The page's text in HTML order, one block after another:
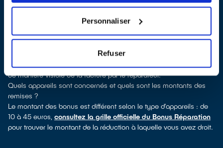
Personnaliser
Refuser
verrez pour quels types d’appareils ce professionnel a obtenu le
télévision, informatique, outillage électroportatif : à chaque famille
d’équipements son réparateur spécialisé et labellisé QualiRépar.
Comment bénéficier du Bonus Réparation à Cornimont ?
Le Bonus Réparation est en vigueur chez tous les réparateurs
ayant obtenu le label QualiRépar. Il est déduit instantanément et
de manière visible de la facture par le réparateur.
Quels appareils sont concernés et quels sont les montants des
remises ?
Le montant des bonus est différent selon le type d’appareils : de
10 à 45 euros, consultez la grille officielle du Bonus Réparation
pour trouver le montant de la réduction à laquelle vous avez droit.